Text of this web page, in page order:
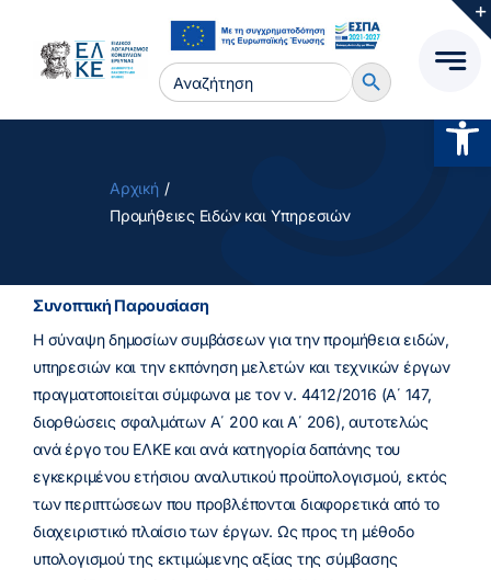
περιεχόμενο
Search
for:
Search Button
Αρχική
Προμήθειες Ειδών και Υπηρεσιών
Συνοπτική Παρουσίαση
Η σύναψη δημοσίων συμβάσεων για την προμήθεια ειδών,
υπηρεσιών και την εκπόνηση μελετών και τεχνικών έργων
πραγματοποιείται σύμφωνα με τον ν. 4412/2016 (Α΄ 147,
διορθώσεις σφαλμάτων Α΄ 200 και Α΄ 206), αυτοτελώς
ανά έργο του ΕΛΚΕ και ανά κατηγορία δαπάνης του
εγκεκριμένου ετήσιου αναλυτικού προϋπολογισμού, εκτός
των περιπτώσεων που προβλέπονται διαφορετικά από το
διαχειριστικό πλαίσιο των έργων. Ως προς τη μέθοδο
υπολογισμού της εκτιμώμενης αξίας της σύμβασης